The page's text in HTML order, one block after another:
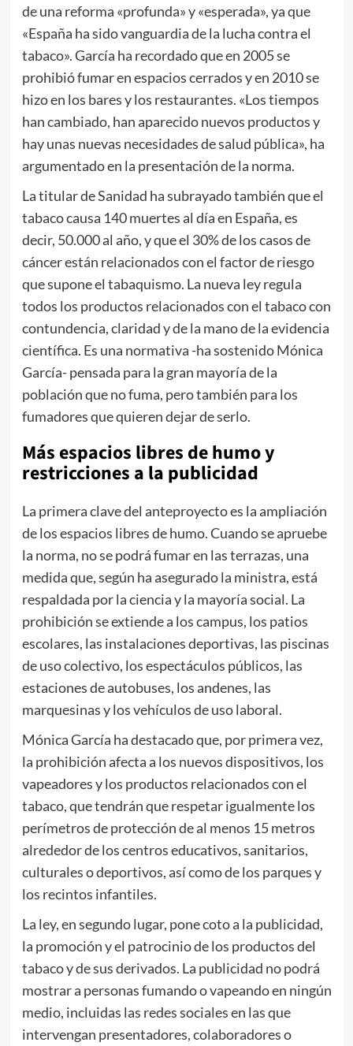
de una reforma «profunda» y «esperada», ya que
«España ha sido vanguardia de la lucha contra el
tabaco». García ha recordado que en 2005 se
prohibió fumar en espacios cerrados y en 2010 se
hizo en los bares y los restaurantes. «Los tiempos
han cambiado, han aparecido nuevos productos y
hay unas nuevas necesidades de salud pública», ha
argumentado en la presentación de la norma.
La titular de Sanidad ha subrayado también que el
tabaco causa 140 muertes al día en España, es
decir, 50.000 al año, y que el 30% de los casos de
cáncer están relacionados con el factor de riesgo
que supone el tabaquismo. La nueva ley regula
todos los productos relacionados con el tabaco con
contundencia, claridad y de la mano de la evidencia
científica. Es una normativa -ha sostenido Mónica
García- pensada para la gran mayoría de la
población que no fuma, pero también para los
fumadores que quieren dejar de serlo.
Más espacios libres de humo y
restricciones a la publicidad
La primera clave del anteproyecto es la ampliación
de los espacios libres de humo. Cuando se apruebe
la norma, no se podrá fumar en las terrazas, una
medida que, según ha asegurado la ministra, está
respaldada por la ciencia y la mayoría social. La
prohibición se extiende a los campus, los patios
escolares, las instalaciones deportivas, las piscinas
de uso colectivo, los espectáculos públicos, las
estaciones de autobuses, los andenes, las
marquesinas y los vehículos de uso laboral.
Mónica García ha destacado que, por primera vez,
la prohibición afecta a los nuevos dispositivos, los
vapeadores y los productos relacionados con el
tabaco, que tendrán que respetar igualmente los
perímetros de protección de al menos 15 metros
alrededor de los centros educativos, sanitarios,
culturales o deportivos, así como de los parques y
los recintos infantiles.
La ley, en segundo lugar, pone coto a la publicidad,
la promoción y el patrocinio de los productos del
tabaco y de sus derivados. La publicidad no podrá
mostrar a personas fumando o vapeando en ningún
medio, incluidas las redes sociales en las que
intervengan presentadores, colaboradores o